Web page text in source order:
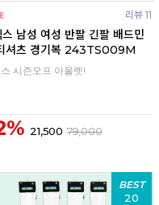
리뷰 11
스 남성 여성 반팔 긴팔 배드민
셔츠 경기복 243TS009M
시즌오프 아울렛!
21,500 79,000
BEST
20